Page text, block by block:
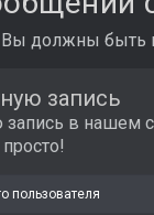
Вы должны быть
запись
запись в нашем
пользователя